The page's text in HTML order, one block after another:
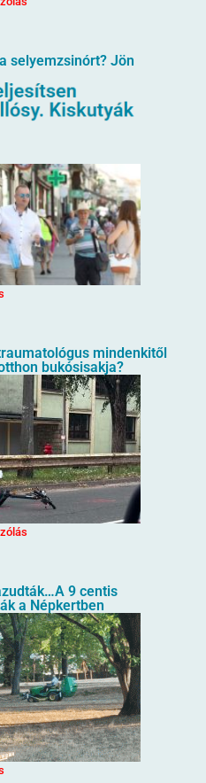
selyemzsinórt? Jön
mindenkitől
bukósisakja?
9 centis
a Népkertben